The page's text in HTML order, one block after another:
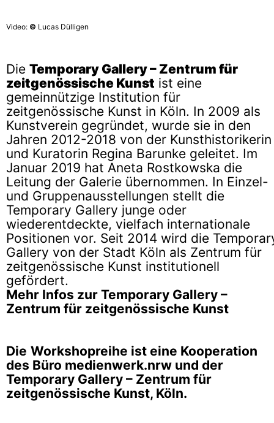
Video: © Lucas Dülligen
Die Temporary Gallery – Zentrum für
zeitgenössische Kunst ist eine
gemeinnützige Institution für
zeitgenössische Kunst in Köln. In 2009 als
Kunstverein gegründet, wurde sie in den
Jahren 2012-2018 von der Kunsthistorikerin
und Kuratorin Regina Barunke geleitet. Im
Januar 2019 hat Aneta Rostkowska die
Leitung der Galerie übernommen. In Einzel-
und Gruppenausstellungen stellt die
Temporary Gallery junge oder
wiederentdeckte, vielfach internationale
Positionen vor. Seit 2014 wird die
Gallery von der Stadt Köln als Zentrum für
zeitgenössische Kunst institutionell
gefördert.
Mehr Infos zur Temporary Gallery –
Zentrum für zeitgenössische Kunst
Die Workshopreihe ist eine Kooperation
des Büro medienwerk.nrw und der
Temporary Gallery – Zentrum für
zeitgenössische Kunst, Köln.